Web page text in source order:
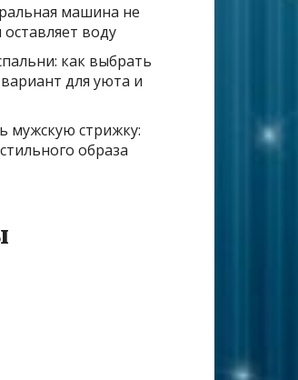
машина не
воду
как выбрать
для уюта и
мужскую стрижку:
образа